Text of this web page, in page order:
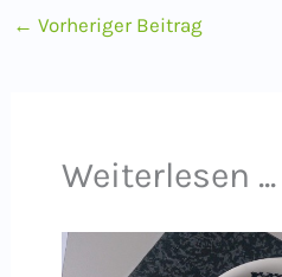
← Vorheriger Beitrag
Weiterlesen ...